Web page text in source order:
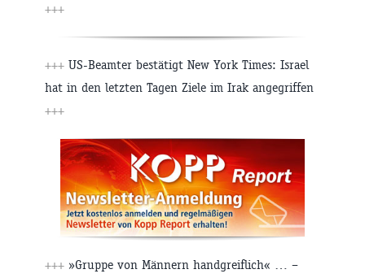
+++
+++ US-Beamter bestätigt New York Times: Israel
hat in den letzten Tagen Ziele im Irak angegriffen
+++
+++ »Gruppe von Männern handgreiflich« … –